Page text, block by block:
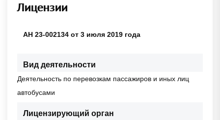
Лицензии
АН 23-002134 от 3 июля 2019 года
Вид деятельности
Деятельность по перевозкам пассажиров и иных лиц
автобусами
Лицензирующий орган